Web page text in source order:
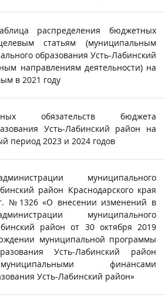
распределения бюджетных
статьям (муниципальным
образования Усть-Лабинский
направлениям деятельности) на
в 2021 году
обязательств бюджета
Усть-Лабинский район на
период 2023 и 2024 годов
муниципального
район Краснодарского края
№1326 «О внесении изменений в
муниципального
район от 30 октября 2019
муниципальной программы
Усть-Лабинский район
финансами
Усть-Лабинский район»